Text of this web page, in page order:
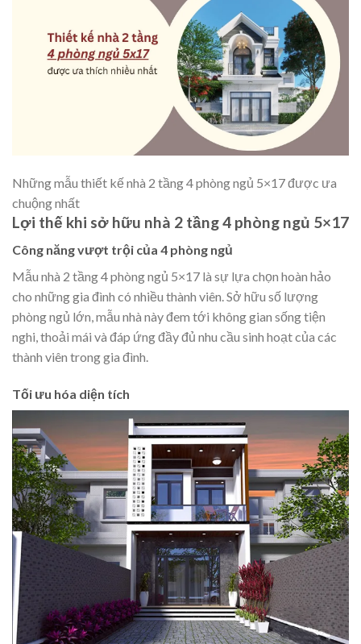
Những mẫu thiết kế nhà 2 tầng 4 phòng ngủ 5×17 được ưa
chuộng nhất
Lợi thế khi sở hữu nhà 2 tầng 4 phòng ngủ 5×17
Công năng vượt trội của 4 phòng ngủ
Mẫu nhà 2 tầng 4 phòng ngủ 5×17 là sự lựa chọn hoàn hảo
cho những gia đình có nhiều thành viên. Sở hữu số lượng
phòng ngủ lớn, mẫu nhà này đem tới không gian sống tiện
nghi, thoải mái và đáp ứng đầy đủ nhu cầu sinh hoạt của các
thành viên trong gia đình.
Tối ưu hóa diện tích